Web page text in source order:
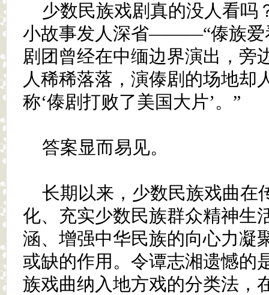
少数民族戏剧真的没人看吗
小故事发人深省———“傣族爱
剧团曾经在中缅边界演出，旁
人稀稀落落，演傣剧的场地却
称‘傣剧打败了美国大片’。”
答案显而易见。
长期以来，少数民族戏曲在
化、充实少数民族群众精神生
涵、增强中华民族的向心力凝
或缺的作用。令谭志湘遗憾的
族戏曲纳入地方戏的分类法，